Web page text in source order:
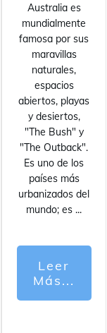
Australia es
mundialmente
famosa por sus
maravillas
naturales,
espacios
abiertos, playas
y desiertos,
"The Bush" y
"The Outback".
Es uno de los
países más
urbanizados del
mundo; es ...
Leer
Más...